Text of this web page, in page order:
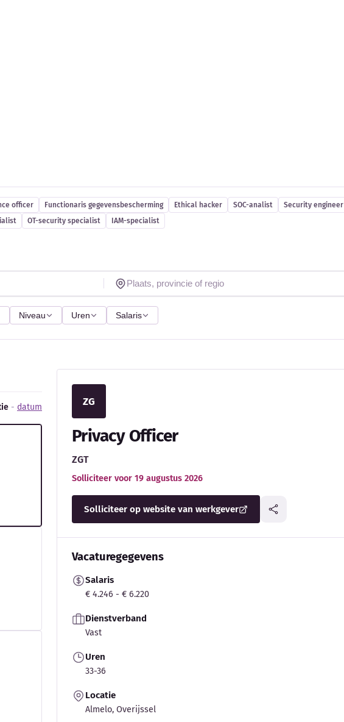
officer Functionaris gegevensbescherming Ethical hacker SOC-analist Security engineer
OT-security specialist IAM-specialist
Niveau Uren Salaris
- datum ZG
Privacy Officer
ZGT
Solliciteer voor 19 augustus 2026
Solliciteer op website van werkgever
Vacaturegegevens
Salaris
€ 4.246 - € 6.220
Dienstverband
Vast
Uren
33-36
Locatie
Almelo, Overijssel